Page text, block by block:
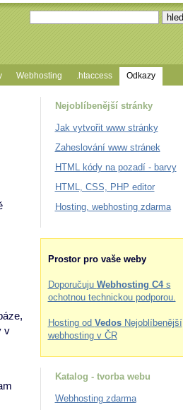
Webhosting .htaccess Odkazy
v
Nejoblíbenější stránky
Jak vytvořit www stránky
Zaheslování www stránek
HTML kódy na pozadí - barvy
HTML, CSS, PHP editor
Hosting, webhosting zdarma
Prostor pro vaše weby
Doporučuju Webhosting C4s
ochotnou technickou podporou.
Hosting od VedosNejoblíbenější
webhosting v ČR
Katalog - tvorba webu
Webhosting zdarma